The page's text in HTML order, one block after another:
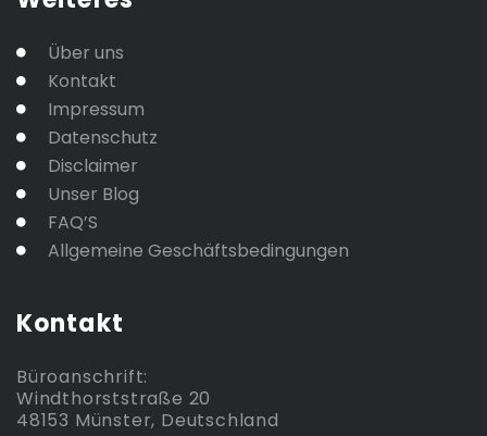
Über uns
Kontakt
Impressum
Datenschutz
Disclaimer
Unser Blog
FAQ’S
Allgemeine Geschäftsbedingungen
Kontakt
Büroanschrift:
Windthorststraße 20
48153 Münster, Deutschland